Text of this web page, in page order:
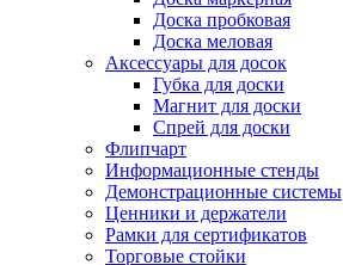
Доска пробковая
Доска меловая
Аксессуары для досок
Губка для доски
Магнит для доски
Спрей для доски
Флипчарт
Информационные стенды
Демонстрационные системы
Ценники и держатели
Рамки для сертификатов
Торговые стойки